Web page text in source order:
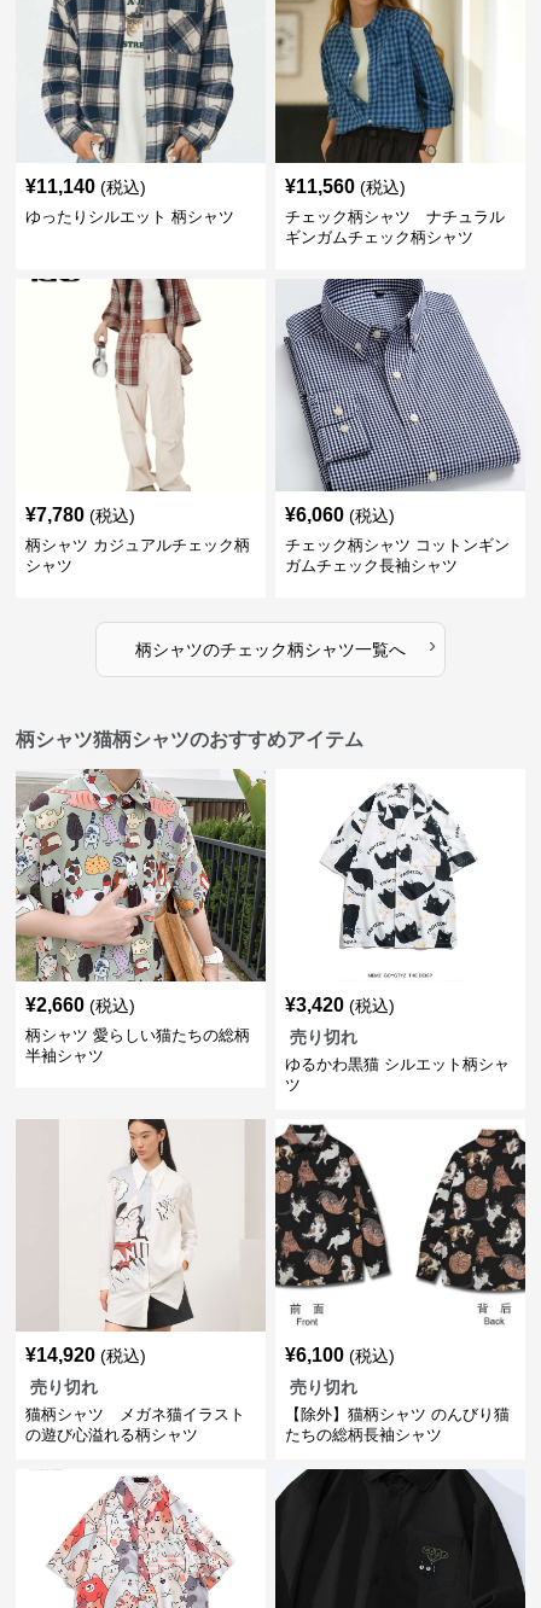
¥11,140 (税込)
ゆったりシルエット 柄シャツ
¥11,560 (税込)
チェック柄シャツ ナチュラル
ギンガムチェック柄シャツ
¥7,780 (税込)
柄シャツ カジュアルチェック柄
シャツ
¥6,060 (税込)
チェック柄シャツ コットンギン
ガムチェック長袖シャツ
柄シャツのチェック柄シャツ一覧へ ›
柄シャツ猫柄シャツのおすすめアイテム
¥2,660 (税込)
柄シャツ 愛らしい猫たちの総柄
半袖シャツ
¥3,420 (税込)
売り切れ
ゆるかわ黒猫 シルエット柄シャ
ツ
¥14,920 (税込)
売り切れ
猫柄シャツ メガネ猫イラスト
の遊び心溢れる柄シャツ
¥6,100 (税込)
売り切れ
【除外】猫柄シャツ のんびり猫
たちの総柄長袖シャツ